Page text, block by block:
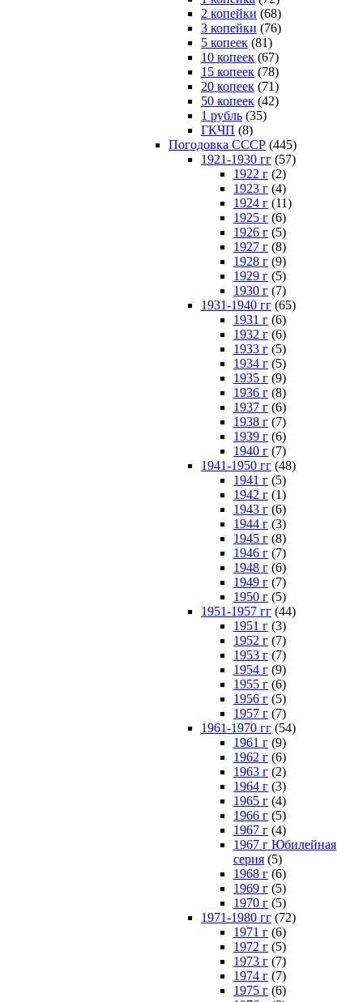
2 копейки (68)
3 копейки (76)
5 копеек (81)
10 копеек (67)
15 копеек (78)
20 копеек (71)
50 копеек (42)
1 рубль (35)
ГКЧП (8)
Погодовка СССР (445)
1921-1930 гг (57)
1922 г (2)
1923 г (4)
1924 г (11)
1925 г (6)
1926 г (5)
1927 г (8)
1928 г (9)
1929 г (5)
1930 г (7)
1931-1940 гг (65)
1931 г (6)
1932 г (6)
1933 г (5)
1934 г (5)
1935 г (9)
1936 г (8)
1937 г (6)
1938 г (7)
1939 г (6)
1940 г (7)
1941-1950 гг (48)
1941 г (5)
1942 г (1)
1943 г (6)
1944 г (3)
1945 г (8)
1946 г (7)
1948 г (6)
1949 г (7)
1950 г (5)
1951-1957 гг (44)
1951 г (3)
1952 г (7)
1953 г (7)
1954 г (9)
1955 г (6)
1956 г (5)
1957 г (7)
1961-1970 гг (54)
1961 г (9)
1962 г (6)
1963 г (2)
1964 г (3)
1965 г (4)
1966 г (5)
1967 г (4)
1967 г Юбилейная
серия (5)
1968 г (6)
1969 г (5)
1970 г (5)
1971-1980 гг (72)
1971 г (6)
1972 г (5)
1973 г (7)
1974 г (7)
1975 г (6)